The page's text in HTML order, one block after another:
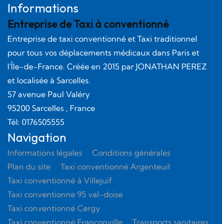
Informations
Entreprise de Taxi à conventionné
Entreprise de taxi conventionné et Taxi traditionnel
pour tous vos déplacements médicaux dans Paris et
l'Île-de-France. Créée en 2015 par JONATHAN PEREZ
et localisée à Sarcelles.
57 avenue Paul Valéry
95200 Sarcelles , France
Tél: 0176505555
Navigation
Informations légales
Conditions générales
Plan du site
Taxi conventionné Argenteuil
Taxi conventionné à Villejuif
Taxi conventionne 95 val-doise
Taxi conventionné Cergy